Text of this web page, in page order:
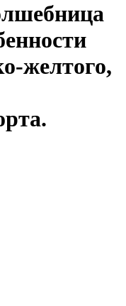
желтого,